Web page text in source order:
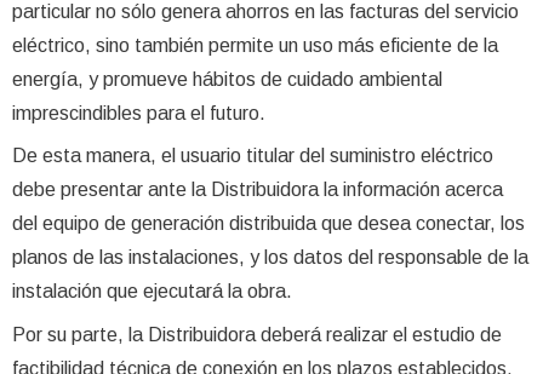
particular no sólo genera ahorros en las facturas del servicio
eléctrico, sino también permite un uso más eficiente de la
energía, y promueve hábitos de cuidado ambiental
imprescindibles para el futuro.
De esta manera, el usuario titular del suministro eléctrico
debe presentar ante la Distribuidora la información acerca
del equipo de generación distribuida que desea conectar, los
planos de las instalaciones, y los datos del responsable de la
instalación que ejecutará la obra.
Por su parte, la Distribuidora deberá realizar el estudio de
factibilidad técnica de conexión en los plazos establecidos.